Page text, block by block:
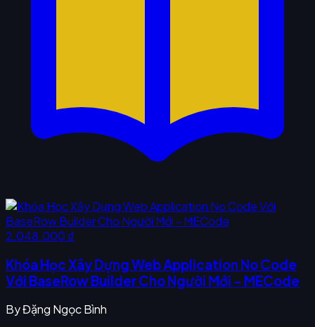
2.048.000 ₫
Khóa Học Xây Dựng Web Application No Code
Với BaseRow Builder Cho Người Mới - MECode
ByĐặng Ngọc Bình